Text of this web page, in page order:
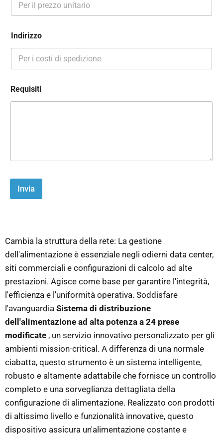
Indirizzo
Requisiti
Invia
Cambia la struttura della rete: La gestione
dell'alimentazione è essenziale negli odierni data center,
siti commerciali e configurazioni di calcolo ad alte
prestazioni. Agisce come base per garantire l'integrità,
l'efficienza e l'uniformità operativa. Soddisfare
l'avanguardia Sistema di distribuzione
dell'alimentazione ad alta potenza a 24 prese
modificate , un servizio innovativo personalizzato per gli
ambienti mission-critical. A differenza di una normale
ciabatta, questo strumento è un sistema intelligente,
robusto e altamente adattabile che fornisce un controllo
completo e una sorveglianza dettagliata della
configurazione di alimentazione. Realizzato con prodotti
di altissimo livello e funzionalità innovative, questo
dispositivo assicura un'alimentazione costante e